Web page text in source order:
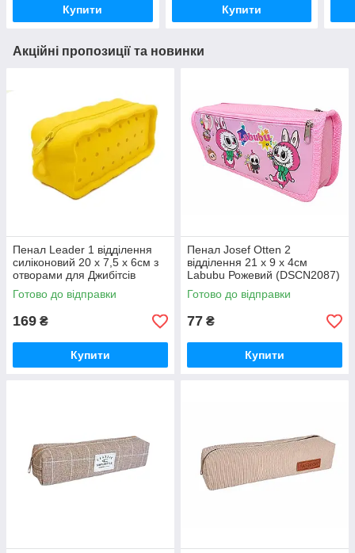
Купити Купити
Акційні пропозиції та новинки
Пенал Leader 1 відділення
силіконовий 20 х 7,5 х 6см з
отворами для Джибітсів
Жовтий (25-2)
Готово до відправки
169 ₴
Купити
Пенал Josef Otten 2
відділення 21 х 9 х 4см
Labubu Рожевий (DSCN2087)
Готово до відправки
77 ₴
Купити